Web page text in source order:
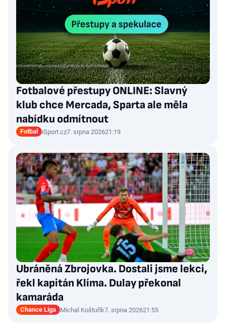
Fotbalové přestupy ONLINE: Slavný
klub chce Mercada, Sparta ale měla
nabídku odmítnout
Fotbal iSport.cz7. srpna 202621:19
Ubráněná Zbrojovka. Dostali jsme lekci,
řekl kapitán Klíma. Dulay překonal
kamaráda
Chance Liga Michal Koštuřík7. srpna 202621:55